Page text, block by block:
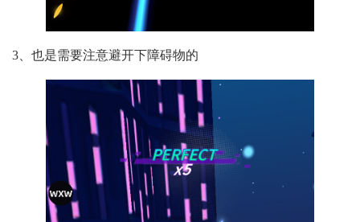
3、也是需要注意避开下障碍物的